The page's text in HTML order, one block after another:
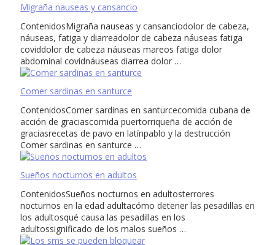
Migraña nauseas y cansancio
ContenidosMigraña nauseas y cansanciodolor de cabeza,
náuseas, fatiga y diarreadolor de cabeza náuseas fatiga
coviddolor de cabeza náuseas mareos fatiga dolor
abdominal covidnáuseas diarrea dolor …
Comer sardinas en santurce
ContenidosComer sardinas en santurcecomida cubana de
acción de graciascomida puertorriqueña de acción de
graciasrecetas de pavo en latínpablo y la destrucción
Comer sardinas en santurce …
Sueños nocturnos en adultos
ContenidosSueños nocturnos en adultosterrores
nocturnos en la edad adultacómo detener las pesadillas en
los adultosqué causa las pesadillas en los
adultossignificado de los malos sueños …